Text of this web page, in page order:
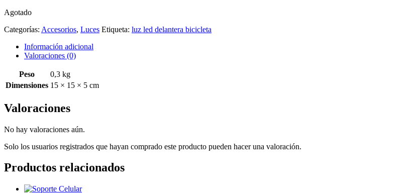
Agotado
Categorías: Accesorios, Luces Etiqueta: luz led delantera bicicleta
Información adicional
Valoraciones (0)
Peso
0,3 kg
Dimensiones 15 × 15 × 5 cm
Valoraciones
No hay valoraciones aún.
Solo los usuarios registrados que hayan comprado este producto pueden hacer una valoración.
Productos relacionados